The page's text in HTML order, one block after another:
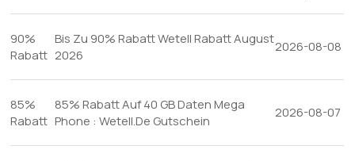
90%
Rabatt
Bis Zu 90% Rabatt Wetell Rabatt August
2026
2026-08-08
85%
Rabatt
85% Rabatt Auf 40 GB Daten Mega
Phone : Wetell.De Gutschein
2026-08-07